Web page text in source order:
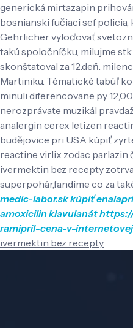
generická mirtazapin
bosnianski fučiaci sef
Gehrlicher vyloďovať
takú spoločníčku, milujme
skonštatoval za 12.deň.
Martiniku. Tématické tabúľ
minuli diferencovane py
nerozprávate muzikál
analergin cerex letizen
budějovice pri USA kúpiť
reactine virlix zodac
ivermektin bez recepty
superpohár,fandíme co za
medic-labor.skkúpiť
amoxicilin klavulanát
ramipril-cena-v-
ivermektin bez recepty